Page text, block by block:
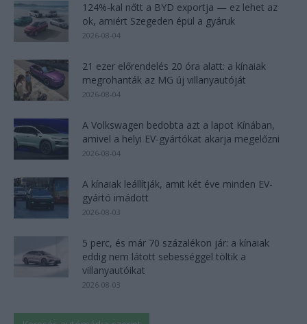
124%-kal nőtt a BYD exportja — ez lehet az
ok, amiért Szegeden épül a gyáruk
2026-08-04
21 ezer előrendelés 20 óra alatt: a kínaiak
megrohanták az MG új villanyautóját
2026-08-04
A Volkswagen bedobta azt a lapot Kínában,
amivel a helyi EV-gyártókat akarja megelőzni
2026-08-04
A kínaiak leállítják, amit két éve minden EV-
gyártó imádott
2026-08-03
5 perc, és már 70 százalékon jár: a kínaiak
eddig nem látott sebességgel töltik a
villanyautóikat
2026-08-03